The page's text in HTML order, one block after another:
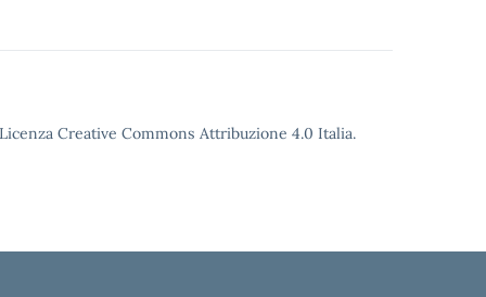
Creative Commons Attribuzione 4.0 Italia.